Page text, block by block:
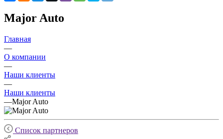
Major Auto
Главная
—
О компании
—
Наши клиенты
—
Наши клиенты
—Major Auto
Список партнеров